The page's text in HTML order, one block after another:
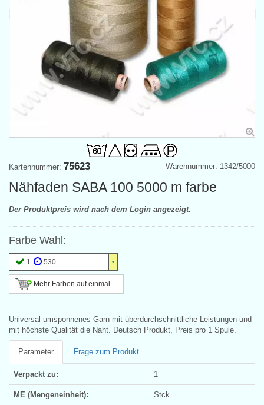
Warennummer: 1342/5000
Kartennummer: 75623
Nähfaden SABA 100 5000 m farbe
Der Produktpreis wird nach dem Login angezeigt.
Farbe Wahl:
1 530
Mehr Farben auf einmal ...
Universal umsponnenes Garn mit überdurchschnittliche Leistungen und
mit hőchste Qualität die Naht. Deutsch Produkt, Preis pro 1 Spule.
Parameter Frage zum Produkt
Verpackt zu: 1
ME (Mengeneinheit): Stck.